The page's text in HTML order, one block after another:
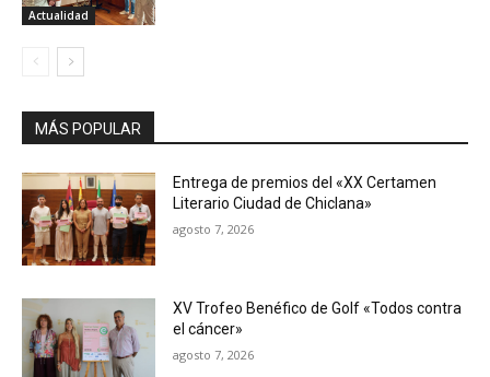
Actualidad
MÁS POPULAR
Entrega de premios del «XX Certamen
Literario Ciudad de Chiclana»
agosto 7, 2026
XV Trofeo Benéfico de Golf «Todos contra
el cáncer»
agosto 7, 2026